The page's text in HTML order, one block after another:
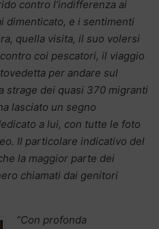
contro l’indifferenza ai
dimenticato, e i sentimenti
quella visita, il suo volersi
coi pescatori, il viaggio
per andare sul
strage dei quasi 370 migranti
lasciato un segno
a lui, con tutte le foto
Il particolare indicativo del
la maggior parte dei
chiamati dai genitori
“Con profonda